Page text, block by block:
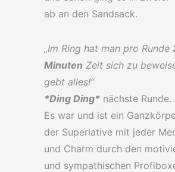
ab an den Sandsack.
„Im Ring hat man pro Runde
Minuten Zeit sich zu
gebt alles!“
*Ding Ding* nächste Runde.
Es war und ist ein
der Superlative mit jeder
und Charm durch den
und sympathischen